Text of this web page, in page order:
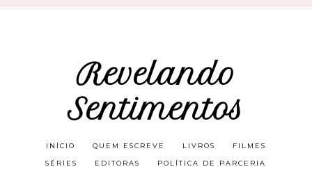
Revelando
Sentimentos
INÍCIO QUEM ESCREVE LIVROS FILMES
SÉRIES EDITORAS POLÍTICA DE PARCERIA